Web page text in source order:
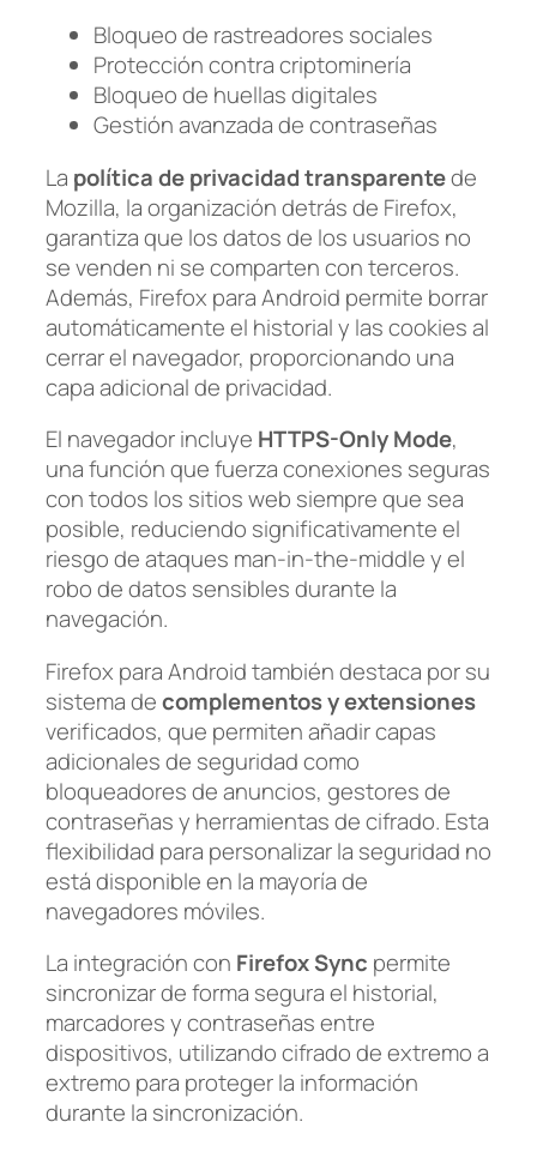
Bloqueo de rastreadores sociales
Protección contra criptominería
Bloqueo de huellas digitales
Gestión avanzada de contraseñas
La política de privacidad transparentede
Mozilla, la organización detrás de Firefox,
garantiza que los datos de los usuarios no
se venden ni se comparten con terceros.
Además, Firefox para Android permite borrar
automáticamente el historial y las cookies al
cerrar el navegador, proporcionando una
capa adicional de privacidad.
El navegador incluye HTTPS-Only Mode,
una función que fuerza conexiones seguras
con todos los sitios web siempre que sea
posible, reduciendo significativamente el
riesgo de ataques man-in-the-middle y el
robo de datos sensibles durante la
navegación.
Firefox para Android también destaca por su
sistema decomplementos y extensiones
verificados, que permiten añadir capas
adicionales de seguridad como
bloqueadores de anuncios, gestores de
contraseñas y herramientas de cifrado. Esta
flexibilidad para personalizar la seguridad no
está disponible en la mayoría de
navegadores móviles.
La integración con Firefox Sync permite
sincronizar de forma segura el historial,
marcadores y contraseñas entre
dispositivos, utilizando cifrado de extremo a
extremo para proteger la información
durante la sincronización.